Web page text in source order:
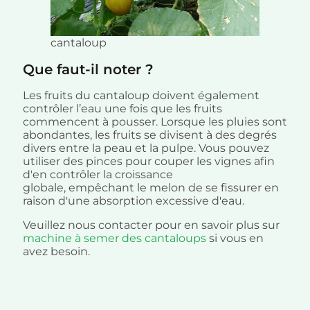
cantaloup
Que faut-il noter ?
Les fruits du cantaloup doivent également
contrôler l’eau une fois que les fruits
commencent à pousser. Lorsque les pluies sont
abondantes, les fruits se divisent à des degrés
divers entre la peau et la pulpe. Vous pouvez
utiliser des pinces pour couper les vignes afin
d'en contrôler la croissance
globale, empêchant le melon de se fissurer en
raison d'une absorption excessive d'eau.
Veuillez nous contacter pour en savoir plus sur
machine à semer des cantaloups si vous en
avez besoin.